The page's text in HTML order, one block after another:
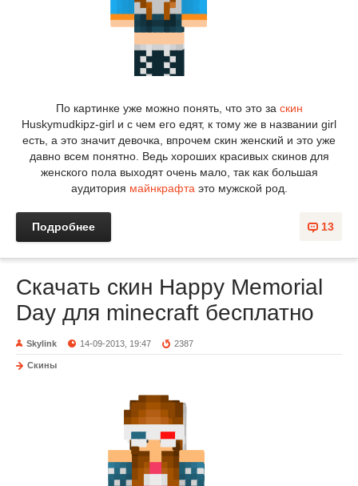
По картинке уже можно понять, что это за скин
Huskymudkipz-girl и с чем его едят, к тому же в названии girl
есть, а это значит девочка, впрочем скин женский и это уже
давно всем понятно. Ведь хороших красивых скинов для
женского пола выходят очень мало, так как большая
аудитория майнкрафта это мужской род.
13
Подробнее
Скачать скин Happy Memorial
Day для minecraft бесплатно
Skylink 14-09-2013, 19:47 2387
Скины